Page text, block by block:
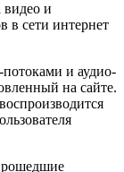
и
в сети интернет
и аудио-
на сайте.